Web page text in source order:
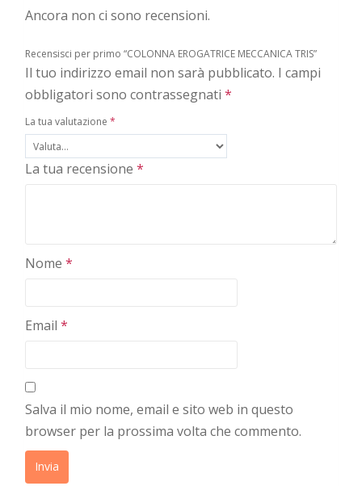
Ancora non ci sono recensioni.
Recensisci per primo “COLONNA EROGATRICE MECCANICA TRIS”
Il tuo indirizzo email non sarà pubblicato. I campi
obbligatori sono contrassegnati *
La tua valutazione *
La tua recensione *
Nome *
Email *
Salva il mio nome, email e sito web in questo
browser per la prossima volta che commento.